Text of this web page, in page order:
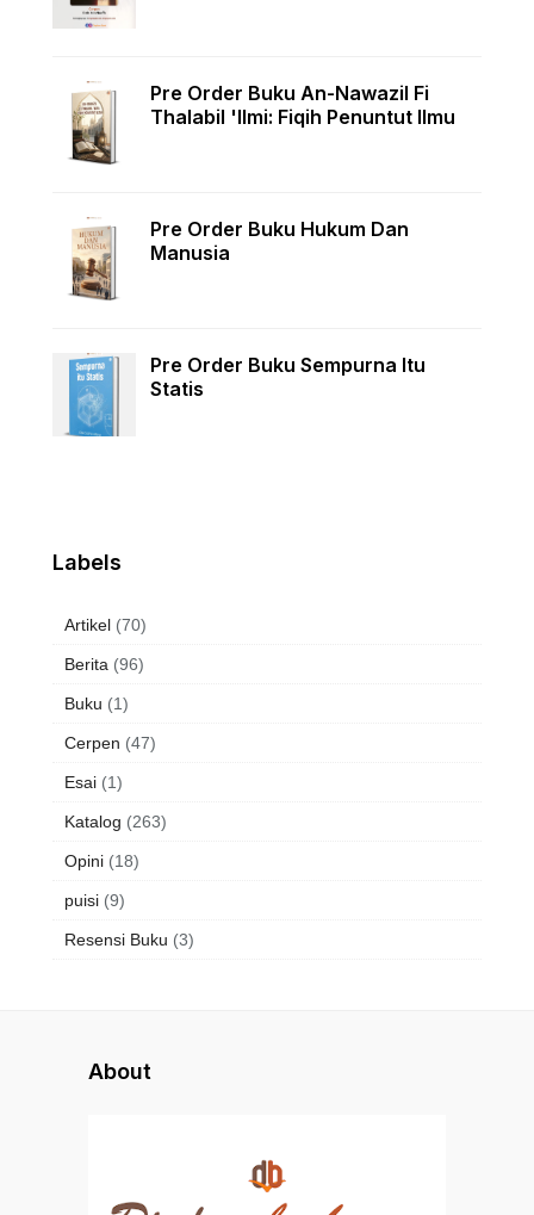
Pre Order Buku An-Nawazil Fi
Thalabil 'Ilmi: Fiqih Penuntut Ilmu
Pre Order Buku Hukum Dan
Manusia
Pre Order Buku Sempurna Itu
Statis
Labels
Artikel (70)
Berita (96)
Buku (1)
Cerpen (47)
Esai (1)
Katalog (263)
Opini (18)
puisi (9)
Resensi Buku (3)
About